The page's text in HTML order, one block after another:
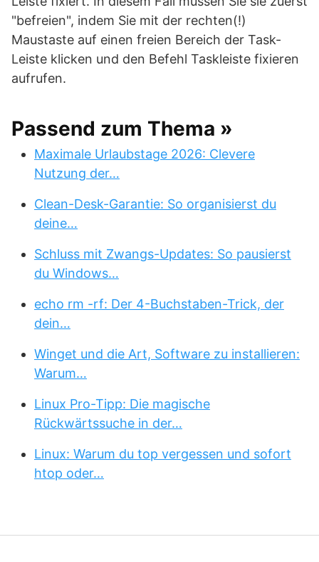
"befreien", indem Sie mit der rechten(!)
Maustaste auf einen freien Bereich der Task-
Leiste klicken und den Befehl Taskleiste fixieren
aufrufen.
Passend zum Thema »
Maximale Urlaubstage 2026: Clevere
Nutzung der…
Clean-Desk-Garantie: So organisierst du
deine…
Schluss mit Zwangs-Updates: So pausierst
du Windows…
echo rm -rf: Der 4-Buchstaben-Trick, der
dein…
Winget und die Art, Software zu installieren:
Warum…
Linux Pro-Tipp: Die magische
Rückwärtssuche in der…
Linux: Warum du top vergessen und sofort
htop oder…